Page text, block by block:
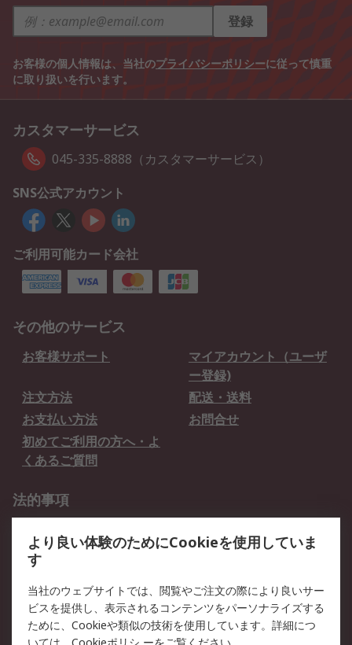
登録
お客様の個人情報は、当社のプライバシーポリシーに従って慎重
に取り扱いを行います。
カスタマーサービス
045-335-8888（カスタマーサービス）
SNS公式アカウント
ご利用可能カード会社
その他のサービス
お客様サポート
マイアカウント（ユーザ
ー登録)
注文方法
配送・送料
お支払い方法
お問合せ
初めてご利用の方へ・よ
くあるご質問
法的事項
クッキーポリシー
RSについて
会社概要
採用情報
より良い体験のためにCookieを使用していま
す
当社のウェブサイトでは、閲覧やご注文の際により良いサー
ビスを提供し、表示されるコンテンツをパーソナライズする
ために、Cookieや類似の技術を使用しています。詳細につ